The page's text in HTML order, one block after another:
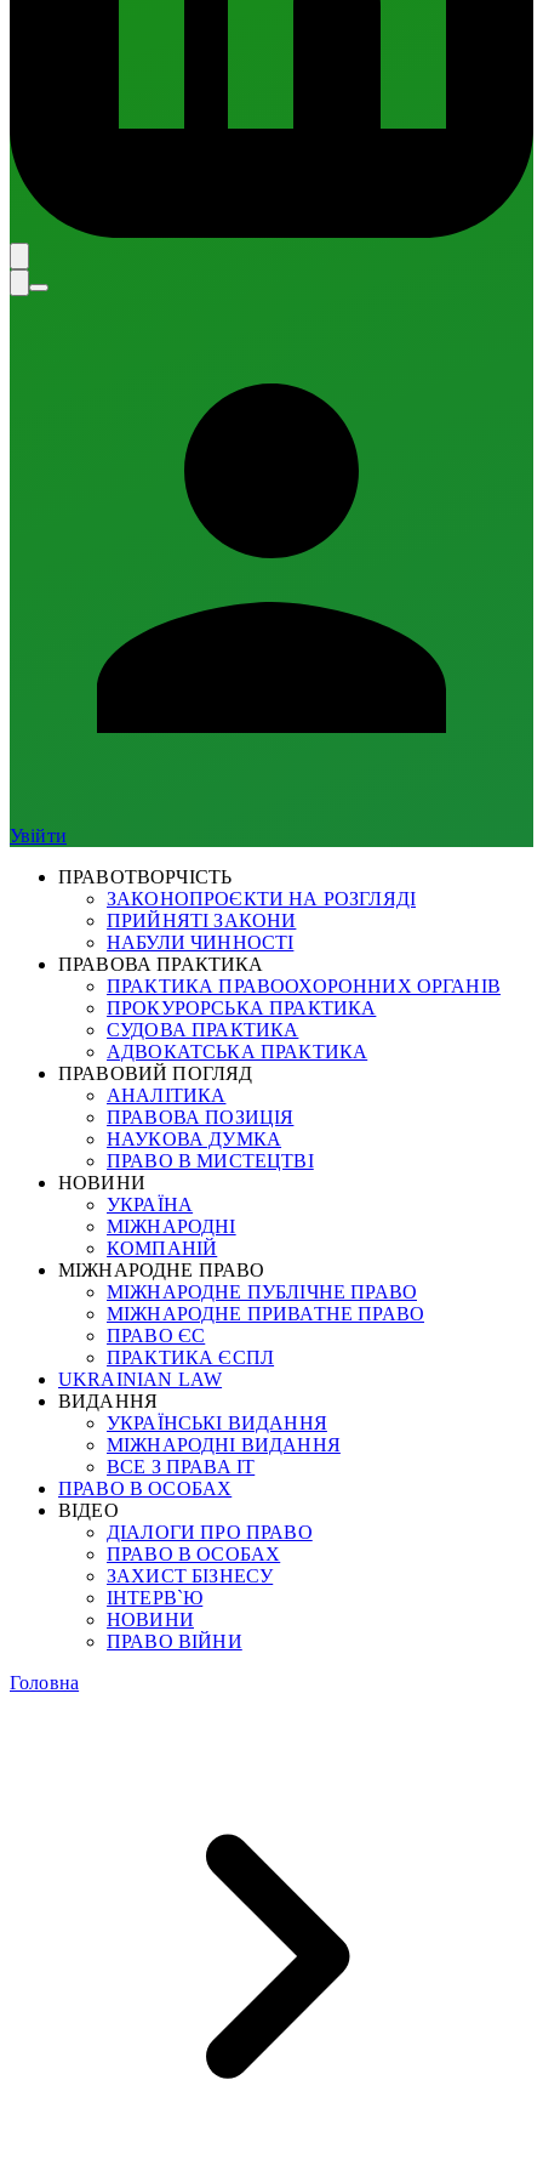
Увійти
ПРАВОТВОРЧІСТЬ
ЗАКОНОПРОЄКТИ НА РОЗГЛЯДІ
ПРИЙНЯТІ ЗАКОНИ
НАБУЛИ ЧИННОСТІ
ПРАВОВА ПРАКТИКА
ПРАКТИКА ПРАВООХОРОННИХ ОРГАНІВ
ПРОКУРОРСЬКА ПРАКТИКА
СУДОВА ПРАКТИКА
АДВОКАТСЬКА ПРАКТИКА
ПРАВОВИЙ ПОГЛЯД
АНАЛІТИКА
ПРАВОВА ПОЗИЦІЯ
НАУКОВА ДУМКА
ПРАВО В МИСТЕЦТВІ
НОВИНИ
УКРАЇНА
МІЖНАРОДНІ
КОМПАНІЙ
МІЖНАРОДНЕ ПРАВО
МІЖНАРОДНЕ ПУБЛІЧНЕ ПРАВО
МІЖНАРОДНЕ ПРИВАТНЕ ПРАВО
ПРАВО ЄС
ПРАКТИКА ЄСПЛ
UKRAINIAN LAW
ВИДАННЯ
УКРАЇНСЬКІ ВИДАННЯ
МІЖНАРОДНІ ВИДАННЯ
ВСЕ З ПРАВА ІТ
ПРАВО В ОСОБАХ
ВІДЕО
ДІАЛОГИ ПРО ПРАВО
ПРАВО В ОСОБАХ
ЗАХИСТ БІЗНЕСУ
ІНТЕРВ`Ю
НОВИНИ
ПРАВО ВІЙНИ
Головна